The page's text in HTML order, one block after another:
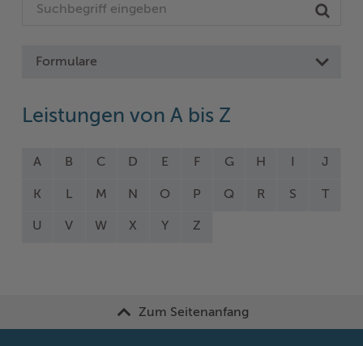
Formulare
Leistungen von A bis Z
A B C D E F G H I J
K L M N O P Q R S
U V W X Y Z
Zum Seitenanfang